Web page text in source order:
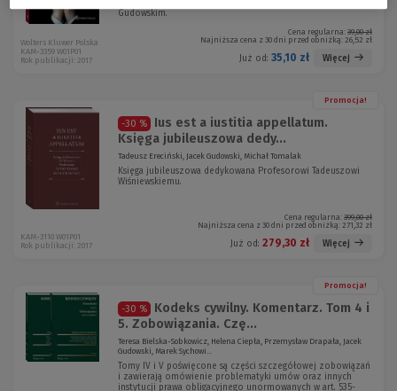
Gudowskim.
Cena regularna: 39,00 zł
Najniższa cena z 30 dni przed obniżką: 26,52 zł
Już od: 35,10 zł Więcej
Wolters Kluwer Polska
KAM-3359 W01P01
Rok publikacji: 2017
Promocja!
-30 %
Ius est a iustitia appellatum.
Księga jubileuszowa dedy...
Tadeusz Ereciński, Jacek Gudowski, Michał Tomalak
Księga jubileuszowa dedykowana Profesorowi Tadeuszowi
Wiśniewskiemu.
Cena regularna: 399,00 zł
Najniższa cena z 30 dni przed obniżką: 271,32 zł
Już od: 279,30 zł Więcej
KAM-3110 W01P01
Rok publikacji: 2017
Promocja!
-30 %
Kodeks cywilny. Komentarz. Tom 4 i
5. Zobowiązania. Czę...
Teresa Bielska-Sobkowicz, Helena Ciepła, Przemysław Drapała, Jacek
Gudowski, Marek Sychowi...
Tomy IV i V poświęcone są części szczegółowej zobowiązań
i zawierają omówienie problematyki umów oraz innych
instytucji prawa obligacyjnego unormowanych w art. 535-